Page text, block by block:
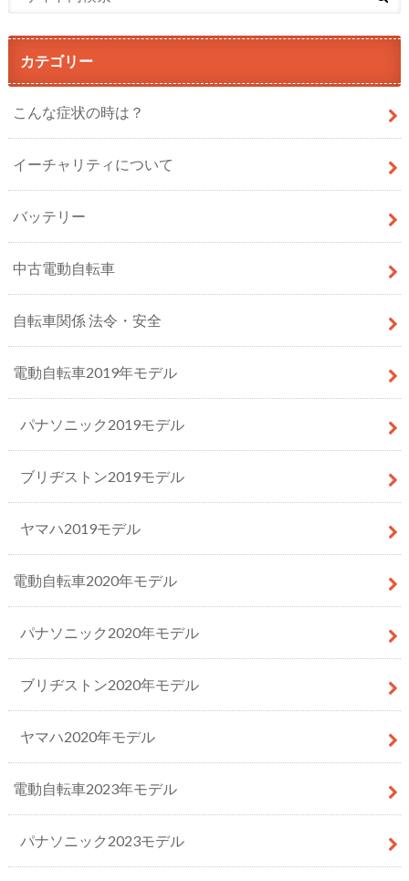
カテゴリー
こんな症状の時は？
イーチャリティについて
バッテリー
中古電動自転車
自転車関係 法令・安全
電動自転車2019年モデル
パナソニック2019モデル
ブリヂストン2019モデル
ヤマハ2019モデル
電動自転車2020年モデル
パナソニック2020年モデル
ブリヂストン2020年モデル
ヤマハ2020年モデル
電動自転車2023年モデル
パナソニック2023モデル